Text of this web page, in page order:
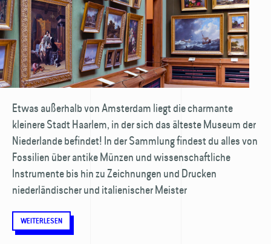
Etwas außerhalb von Amsterdam liegt die charmante
kleinere Stadt Haarlem, in der sich das älteste Museum der
Niederlande befindet! In der Sammlung findest du alles von
Fossilien über antike Münzen und wissenschaftliche
Instrumente bis hin zu Zeichnungen und Drucken
niederländischer und italienischer Meister
WEITERLESEN